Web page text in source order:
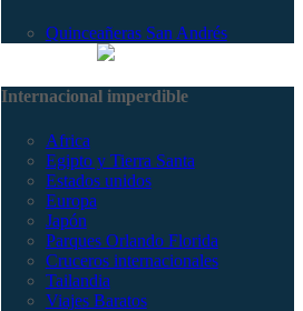
Quinceañeras San Andrés
Internacional imperdible
Africa
Egipto y Tierra Santa
Estados unidos
Europa
Japón
Parques Orlando Florida
Cruceros internacionales
Tailandia
Viajes Baratos